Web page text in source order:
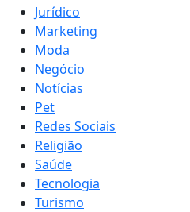
Jurídico
Marketing
Moda
Negócio
Notícias
Pet
Redes Sociais
Religião
Saúde
Tecnologia
Turismo